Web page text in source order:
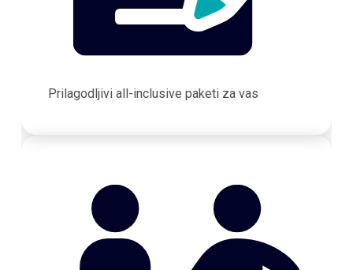
Prilagodljivi all-inclusive paketi za vas